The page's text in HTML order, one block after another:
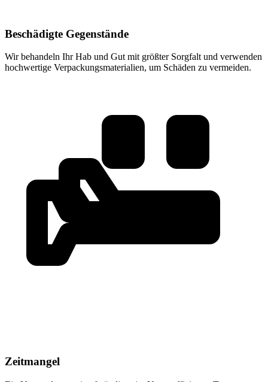
Beschädigte Gegenstände
Wir behandeln Ihr Hab und Gut mit größter Sorgfalt und verwenden
hochwertige Verpackungsmaterialien, um Schäden zu vermeiden.
Zeitmangel